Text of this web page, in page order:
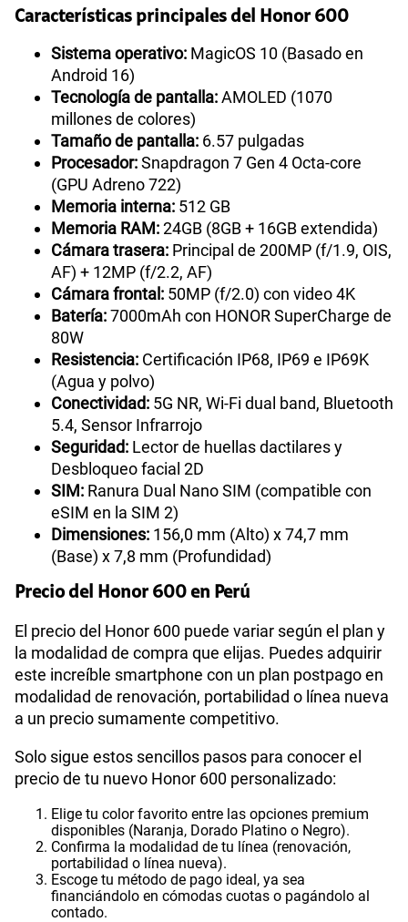
Características principales del Honor 600
Sistema operativo: MagicOS 10 (Basado en
Android 16)
Tecnología de pantalla:AMOLED (1070
millones de colores)
Tamaño de pantalla: 6.57 pulgadas
Procesador:Snapdragon 7 Gen 4 Octa-core
(GPU Adreno 722)
Memoria interna: 512 GB
Memoria RAM:24GB (8GB + 16GB extendida)
Cámara trasera: Principal de 200MP (f/1.9, OIS,
AF) + 12MP (f/2.2, AF)
Cámara frontal: 50MP (f/2.0) con video 4K
Batería:7000mAh con HONOR SuperCharge de
80W
Resistencia: Certificación IP68, IP69 e IP69K
(Agua y polvo)
Conectividad: 5G NR, Wi-Fi dual band, Bluetooth
5.4, Sensor Infrarrojo
Seguridad: Lector de huellas dactilares y
Desbloqueo facial 2D
SIM: Ranura Dual Nano SIM (compatible con
eSIM en la SIM 2)
Dimensiones: 156,0 mm (Alto) x 74,7 mm
(Base) x 7,8 mm (Profundidad)
Precio del Honor 600 en Perú
El precio del Honor 600 puede variar según el plan y
la modalidad de compra que elijas. Puedes adquirir
este increíble smartphone con un plan postpago en
modalidad de renovación, portabilidad o línea nueva
a un precio sumamente competitivo.
Solo sigue estos sencillos pasos para conocer el
precio de tu nuevo Honor 600 personalizado:
Elige tu color favorito entre las opciones premium
disponibles (Naranja, Dorado Platino o Negro).
Confirma la modalidad de tu línea (renovación,
portabilidad o línea nueva).
Escoge tu método de pago ideal, ya sea
financiándolo en cómodas cuotas o pagándolo al
contado.